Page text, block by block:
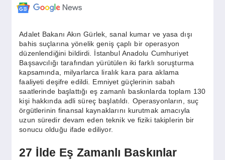
SAĞLIK
SPOR
YAŞAM
Adalet Bakanı Akın Gürlek, sanal kumar ve yasa dışı
bahis suçlarına yönelik geniş çaplı bir operasyon
düzenlendiğini bildirdi. İstanbul Anadolu Cumhuriyet
Başsavcılığı tarafından yürütülen iki farklı soruşturma
kapsamında, milyarlarca liralık kara para aklama
faaliyeti deşifre edildi. Emniyet güçlerinin sabah
saatlerinde başlattığı eş zamanlı baskınlarda toplam 130
kişi hakkında adli süreç başlatıldı. Operasyonların, suç
örgütlerinin finansal kaynaklarını kurutmak amacıyla
uzun süredir devam eden teknik ve fiziki takiplerin bir
sonucu olduğu ifade ediliyor.
27 İlde Eş Zamanlı Baskınlar